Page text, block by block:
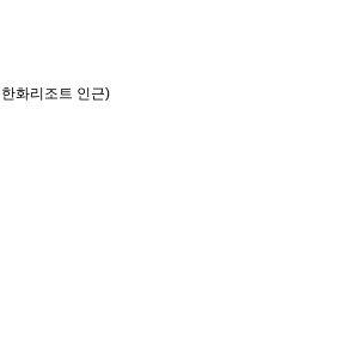
화리조트 인근)